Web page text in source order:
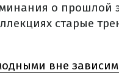
о прошлой
старые
вне